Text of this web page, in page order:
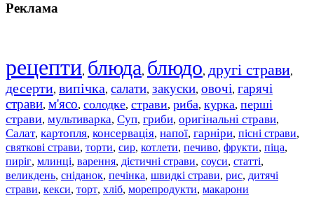
Реклама
рецепти, блюда, блюдо, другі страви,
десерти, випічка, салати, закуски, овочі, гарячі
страви, м'ясо, солодке, страви, риба, курка, перші
страви, мультиварка, Суп, гриби, оригінальні страви,
Салат, картопля, консервація, напої, гарніри, пісні страви,
святкові страви, торти, сир, котлети, печиво, фрукти, піца,
пиріг, млинці, варення, дієтичні страви, соуси, статті,
великдень, сніданок, печінка, швидкі страви, рис, дитячі
страви, кекси, торт, хліб, морепродукти, макарони